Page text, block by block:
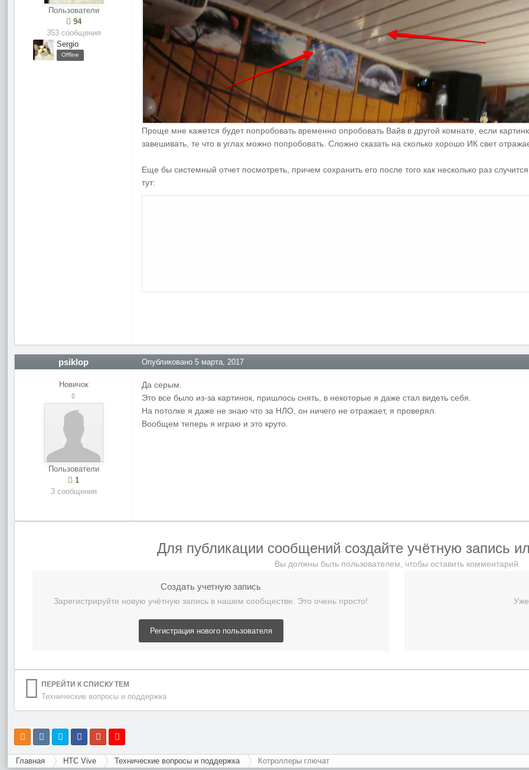
Пользователи
94
353 сообщения
Sergio
Offline
Проще мне кажется будет попробовать временно опробовать Вайв в другой комнате, если
завешивать, те что в углах можно попробовать. Сложно сказать на сколько хорошо ИК свет
Еще бы системный отчет посмотреть, причем сохранить его после того как несколько раз
тут:
psiklop
Новичок
Пользователи
1
3 сообщения
Опубликовано5 марта, 2017
Да серым.
Это все было из-за картинок, пришлось снять, в некоторые я даже стал видеть себя.
На потолке я даже не знаю что за НЛО, он ничего не отражает, я проверял.
Вообщем теперь я играю и это круто.
Для публикации сообщений создайте учётную запись
Вы должны быть пользователем, чтобы оставить комментарий
Создать учетную запись
Зарегистрируйте новую учётную запись в нашем сообществе. Это очень просто!
Регистрация нового пользователя
Уже
ПЕРЕЙТИ К СПИСКУ ТЕМ
Технические вопросы и поддержка
Главная HTC Vive Технические вопросы и поддержка Котроллеры глючат